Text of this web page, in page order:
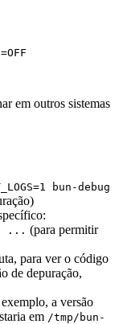
em outros sistemas
bun-debug
... (para permitir
para ver o código
de depuração,
a versão
em /tmp/bun-